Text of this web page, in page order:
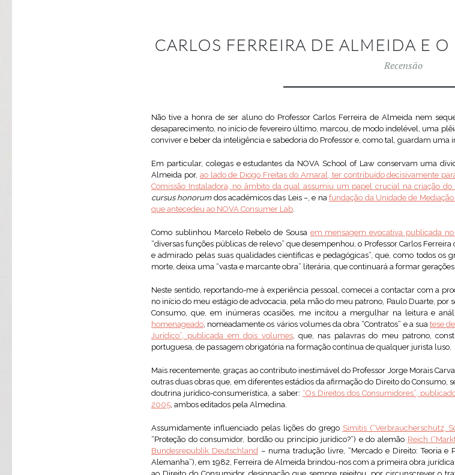
CARLOS FERREIRA DE ALMEIDA E
Recensão
Não tive a honra de ser aluno do Professor Carlos Ferreira de Almeida nem
desaparecimento, no início de fevereiro último, marcou, de modo indelével, uma
conviver e beber da inteligência e sabedoria do Professor e, como tal, guardam uma
Em particular, colegas e estudantes da NOVA School of Law conservam uma
Almeida por, ao lado de Diogo Freitas do Amaral, ter contribuído decisivamente
Comissão Instaladora, no âmbito da qual assumiu um papel crucial na criação
cursus honorumdos académicos das Leis –, e nafundação da Unidade de
que antecedeu ao NOVA Consumer Lab.
Como sublinhou Marcelo Rebelo de Sousa em mensagem evocativa publicada
“diversas funções públicas de relevo” que desempenhou, o Professor Carlos
e admirado pelas suas qualidades científicas e pedagógicas”, que, como todos os
morte, deixa uma “vasta e marcante obra” literária, que continuará a formar
Neste sentido, reportando-me à experiência pessoal, comecei a contactar com a
no início do meu estágio de advocacia, pela mão do meu patrono, Paulo Duarte, por
Consumo, que, em inúmeras ocasiões, me incitou a mergulhar na leitura e
homenageado, nomeadamente os vários volumes da obra “Contratos” e a suatese
Jurídico”, publicada em dois volumes, que, nas palavras do meu patrono,
portuguesa, de passagem obrigatória na formação contínua de qualquer jurista luso.
Mais recentemente, graças ao contributo inestimável do Professor Jorge Morais
outras duas obras que, em diferentes estádios da afirmação do Direito do
doutrina jurídico-consumerística, a saber: “Os Direitos dos Consumidores”,
2005, ambos editados pela Almedina.
Assumidamente influenciado pelas lições do grego Simitis (“Verbraucherschutz,
“Proteção do consumidor, bordão ou princípio jurídico?”) e do alemão Reich
Bundesrepublik Deutschland– numa tradução livre, “Mercado e Direito: Teoria e
Alemanha”), em 1982, Ferreira de Almeida brindou-nos com a primeira obra